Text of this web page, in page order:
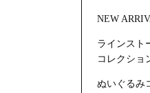
NEW
ラインスト
コレクショ
ぬいぐるみ